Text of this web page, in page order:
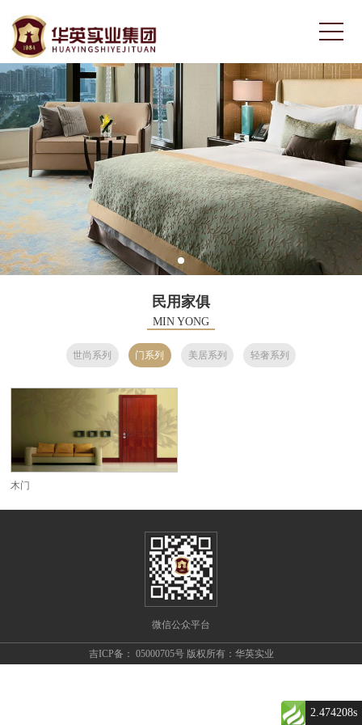
民用家俱
MIN YONG
世尚系列 门系列 美居系列 轻奢系列
木门
微信公众平台
吉ICP备： 05000705号 版权所有：华英实业
2.474208s